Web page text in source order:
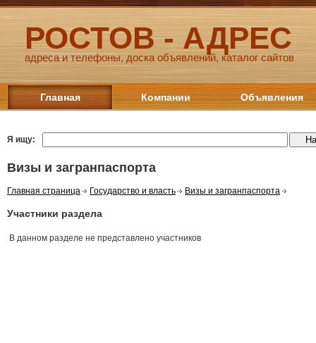
РОСТОВ - АДРЕС
адреса и телефоны, доска объявлений, каталог сайтов
Главная Компании Объявления
Я ищу:
Визы и загранпаспорта
Главная страница Государство и власть Визы и загранпаспорта
Участники раздела
В данном разделе не представлено участников